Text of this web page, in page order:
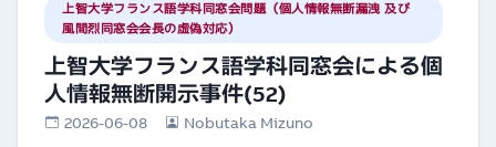
上智大学フランス語学科同窓会問題（個人情報無断漏洩 及び
風間烈同窓会会長の虚偽対応）
上智大学フランス語学科同窓会による個
人情報無断開示事件(52)
2026-06-08 Nobutaka Mizuno